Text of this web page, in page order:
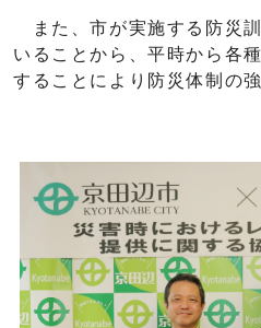
また、市が実施する防災
いることから、平時から各
することにより防災体制の